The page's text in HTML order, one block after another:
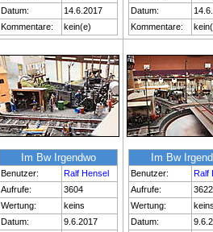
Datum:
14.6.2017
Kommentare:
kein(e)
Datum:
Kommentare:
Im Bw Irgendwo
Benutzer:
Ralf Hensel
Aufrufe:
3604
Wertung:
keins
Datum:
9.6.2017
Im Bw
Benutzer:
Ralf
Aufrufe:
3622
Wertung:
Datum: